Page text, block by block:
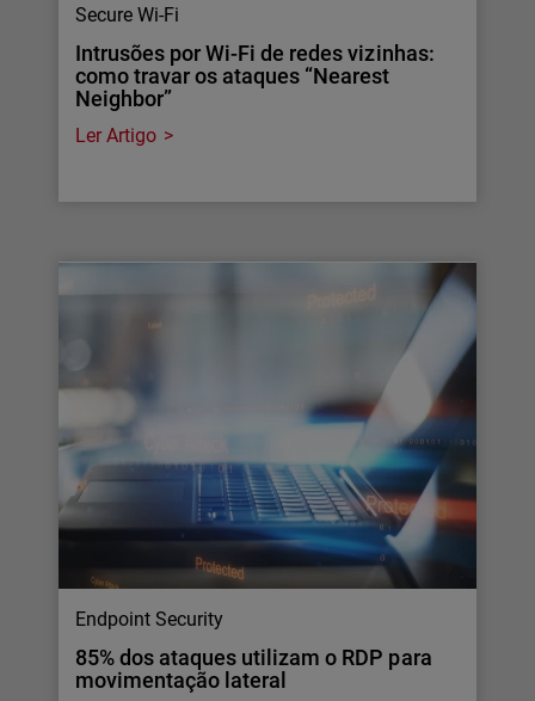
Secure Wi-Fi
Intrusões por Wi-Fi de redes vizinhas:
como travar os ataques “Nearest
Neighbor”
Ler Artigo
Endpoint Security
85% dos ataques utilizam o RDP para
movimentação lateral